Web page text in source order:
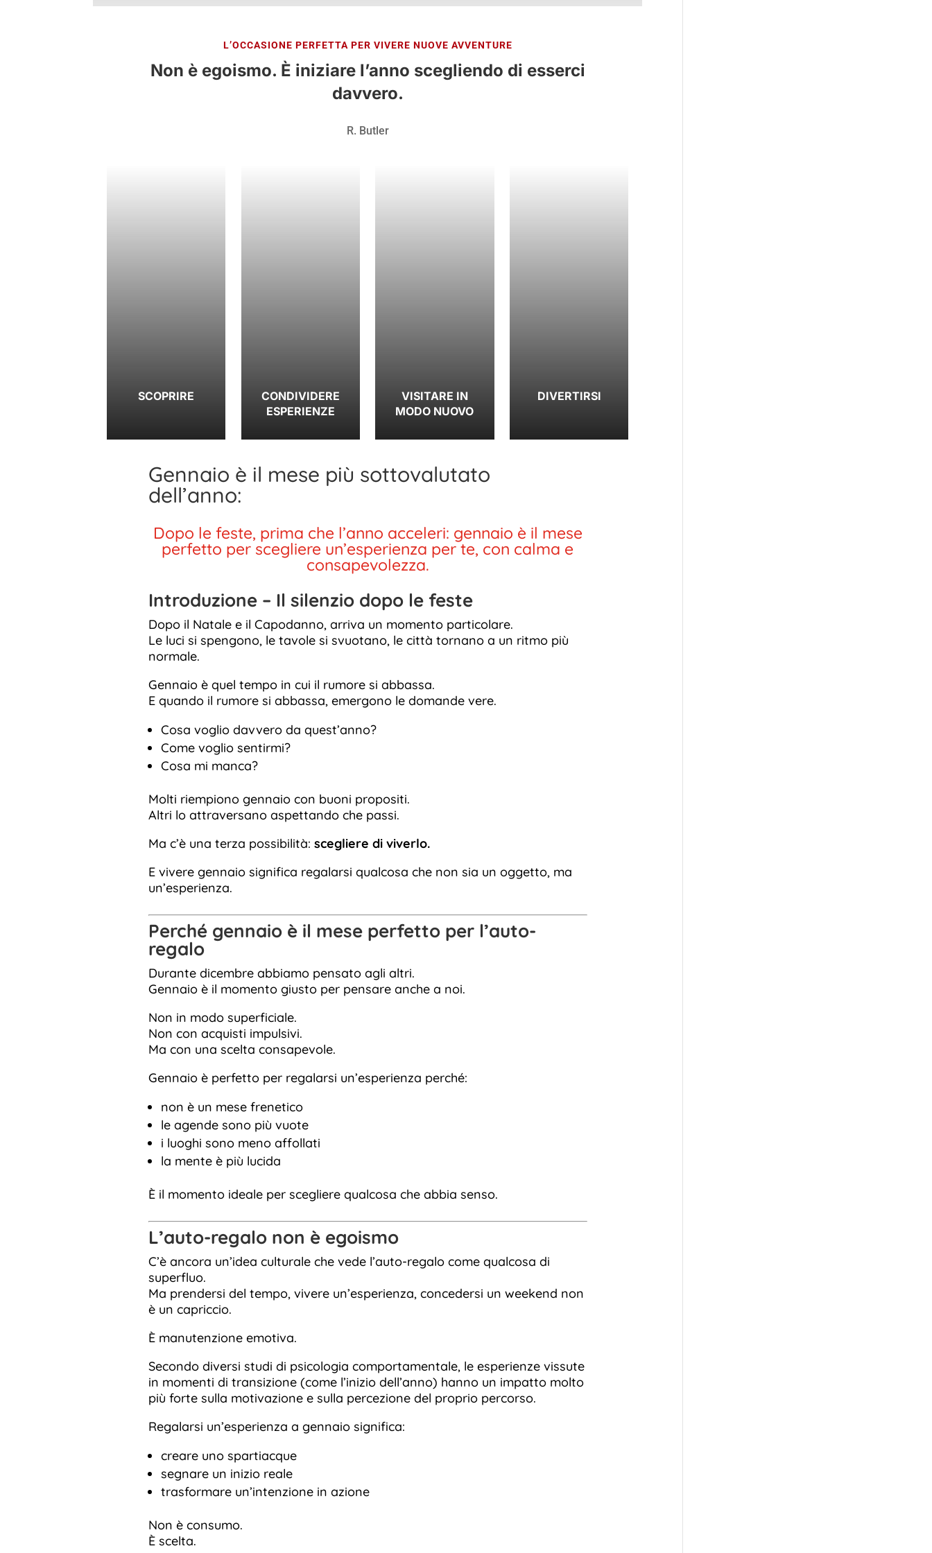
L’OCCASIONE PERFETTA PER VIVERE NUOVE AVVENTURE
Non è egoismo. È iniziare l’anno scegliendo di esserci
davvero.
R. Butler
SCOPRIRE
CONDIVIDERE
ESPERIENZE
VISITARE IN
MODO NUOVO
DIVERTIRSI
Gennaio è il mese più sottovalutato
dell’anno:
Dopo le feste, prima che l’anno acceleri: gennaio è il mese
perfetto per scegliere un’esperienza per te, con calma e
consapevolezza.
Introduzione – Il silenzio dopo le feste
Dopo il Natale e il Capodanno, arriva un momento particolare.
Le luci si spengono, le tavole si svuotano, le città tornano a un ritmo più
normale.
Gennaio è quel tempo in cui il rumore si abbassa.
E quando il rumore si abbassa, emergono le domande vere.
Cosa voglio davvero da quest’anno?
Come voglio sentirmi?
Cosa mi manca?
Molti riempiono gennaio con buoni propositi.
Altri lo attraversano aspettando che passi.
Ma c’è una terza possibilità: scegliere di viverlo.
E vivere gennaio significa regalarsi qualcosa che non sia un oggetto, ma
un’esperienza.
Perché gennaio è il mese perfetto per l’auto-
regalo
Durante dicembre abbiamo pensato agli altri.
Gennaio è il momento giusto per pensare anche a noi.
Non in modo superficiale.
Non con acquisti impulsivi.
Ma con una scelta consapevole.
Gennaio è perfetto per regalarsi un’esperienza perché:
non è un mese frenetico
le agende sono più vuote
i luoghi sono meno affollati
la mente è più lucida
È il momento ideale per scegliere qualcosa che abbia senso.
L’auto-regalo non è egoismo
C’è ancora un’idea culturale che vede l’auto-regalo come qualcosa di
superfluo.
Ma prendersi del tempo, vivere un’esperienza, concedersi un weekend non
è un capriccio.
È manutenzione emotiva.
Secondo diversi studi di psicologia comportamentale, le esperienze vissute
in momenti di transizione (come l’inizio dell’anno) hanno un impatto molto
più forte sulla motivazione e sulla percezione del proprio percorso.
Regalarsi un’esperienza a gennaio significa:
creare uno spartiacque
segnare un inizio reale
trasformare un’intenzione in azione
Non è consumo.
È scelta.